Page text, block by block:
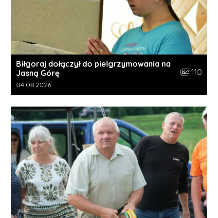
Biłgoraj dołączył do pielgrzymowania na
Jasną Górę
Liczba
110
Data dodania galerii:
04.08.2026